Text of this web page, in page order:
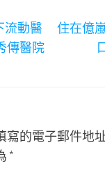
流動醫
傳醫院
住在億
寫的電子郵件地
*